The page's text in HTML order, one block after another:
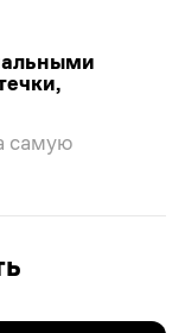
самую